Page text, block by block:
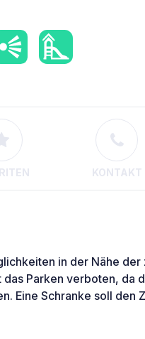
KONTAKT
in der Nähe der
Parken verboten, da
Eine Schranke soll den